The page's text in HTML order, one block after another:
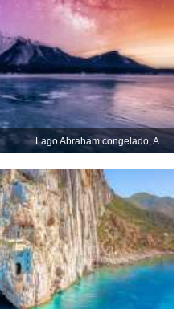
Lago Abraham congelado, Alberta, Canadá